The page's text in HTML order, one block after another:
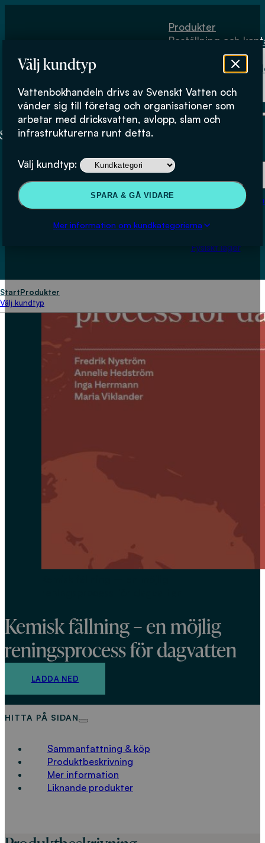
Välj kundtyp
Vattenbokhandeln drivs av Svenskt Vatten och
vänder sig till företag och organisationer som
arbetar med dricksvatten, avlopp, slam och
infrastrukturerna runt detta.
Välj kundtyp:
SPARA & GÅ VIDARE
Mer information om kundkategorierna
Produkter
Beställning och
Fysiskt lager
Beställning och kontakt
Om
Köpvillkor
Fysiskt lager
StartProdukter
Välj kundtyp
Kemisk fällning – en möjlig
reningsprocess för dagvatten
LADDA NED
HITTA PÅ SIDAN
Sammanfattning & köp
Produktbeskrivning
Mer information
Liknande produkter